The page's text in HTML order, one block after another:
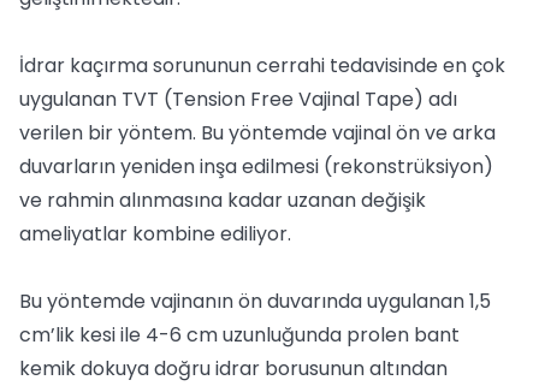
İdrar kaçırma sorununun cerrahi tedavisinde en çok
uygulanan TVT (Tension Free Vajinal Tape) adı
verilen bir yöntem. Bu yöntemde vajinal ön ve arka
duvarların yeniden inşa edilmesi (rekonstrüksiyon)
ve rahmin alınmasına kadar uzanan değişik
ameliyatlar kombine ediliyor.
Bu yöntemde vajinanın ön duvarında uygulanan 1,5
cm’lik kesi ile 4-6 cm uzunluğunda prolen bant
kemik dokuya doğru idrar borusunun altından